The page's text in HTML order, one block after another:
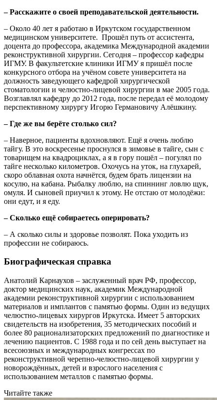
– Расскажите о своей преподавательской деятельности.
– Около 40 лет я работаю в Иркутском государственном
медицинском университете. Прошёл путь от ассистента,
доцента до профессора, академика Международной академии
реконструктивной хирургии. Сегодня – профессор кафедры
ИГМУ. В факультетские клиники ИГМУ я пришёл после
конкурсного отбора на учёном совете университета на
должность заведующего кафедрой хирургической
стоматологии и челюстно-лицевой хирургии в мае 2005 года.
Возглавлял кафедру до 2012 года, после передал её молодому
перспективному хирургу Игорю Германовичу Алёшкину.
– Где же вы берёте столько сил?
– Наверное, пациенты вдохновляют. Ещё я очень люблю
тайгу. В это воскресенье проснулся в зимовье в тайге, сын с
товарищем на квадроциклах, а я в гору пошёл – погулял по
тайге несколько километров. Охочусь на уток, на глухарей,
скоро облавная охота начнётся, будем брать лицензии на
косулю, на кабана. Рыбалку люблю, на спиннинг ловлю щук,
омуля. И сыновей приучил к этому. Не отстаю от молодёжи:
они едут, и я еду.
– Сколько ещё собираетесь оперировать?
– А сколько силы и здоровье позволят. Пока уходить из
профессии не собираюсь.
Биографическая справка
Анатолий Карнаухов – заслуженный врач РФ, профессор,
доктор медицинских наук, академик Международной
академии реконструктивной хирургии с использованием
материалов и имплантов с памятью формы. Один из ведущих
челюстно-лицевых хирургов Иркутска. Имеет 5 авторских
свидетельств на изобретения, 35 методических пособий и
более 80 рационализаторских предложений по диагностике и
лечению пациентов. С 1988 года и по сей день выступает на
всесоюзных и международных конгрессах по
реконструктивной черепно-челюстно-лицевой хирургии у
новорождённых, детей и взрослого населения с
использованием металлов с памятью формы.
Читайте также